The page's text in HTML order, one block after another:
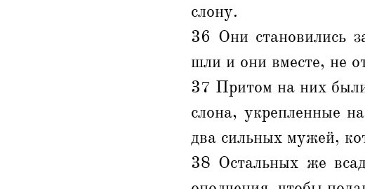
слону.
36 Они становились
шли и они вместе, не
37 Притом на них
слона, укрепленные
два сильных мужей,
38 Остальных же